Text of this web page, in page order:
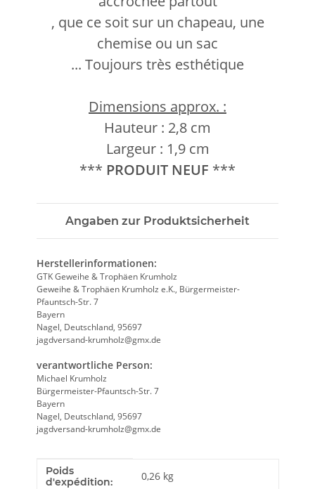
, que ce soit sur un chapeau, une
chemise ou un sac
... Toujours très esthétique
Dimensions approx. :
Hauteur : 2,8 cm
Largeur : 1,9 cm
*** PRODUIT NEUF ***
Angaben zur Produktsicherheit
Herstellerinformationen:
GTK Geweihe & Trophäen Krumholz
Geweihe & Trophäen Krumholz e.K., Bürgermeister-
Pfauntsch-Str. 7
Bayern
Nagel, Deutschland, 95697
jagdversand-krumholz@gmx.de
verantwortliche Person:
Michael Krumholz
Bürgermeister-Pfauntsch-Str. 7
Bayern
Nagel, Deutschland, 95697
jagdversand-krumholz@gmx.de
Caractéristique du produit
Valeur
Poids
d'expédition:
0,26 kg